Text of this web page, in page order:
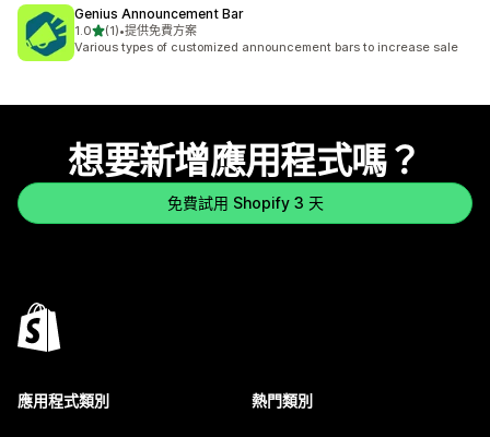
Genius Announcement Bar
1.0滿分 5 顆星
(1)
共有 1 則評價
•提供免費方案
Various types of customized announcement bars to increase sale
想要新增應用程式嗎？
免費試用 Shopify 3 天
應用程式類別 熱門類別